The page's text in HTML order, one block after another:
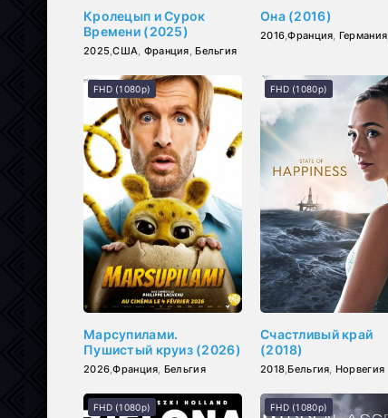
Кролецып и Сурок
Времени (2025)
2025 ,США Франция ,Бельгия
Она (2016)
2016 ,Франция Германия
Марсупилами.
Пушистый круиз (2026)
2026,Франция, Бельгия
FHD (1080p)
Счастливый край
(2018)
2018,Бельгия, Норвегия
FHD (1080p)
FHD (1080p) FHD (1080p)